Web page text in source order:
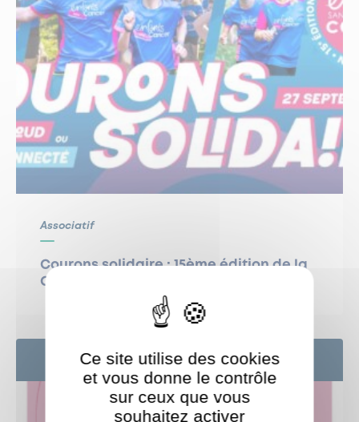
Associatif
Courons solidaire : 15ème édition de la
Course Enfants sans Cancer
6 SEP
ShareThis est désactivé.
Ce site utilise des cookies
et vous donne le contrôle
sur ceux que vous
souhaitez activer